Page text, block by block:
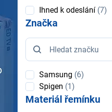
Dostupnost
Ihned k odeslání (7)
Značka
Značka
Samsung (6)
Spigen (1)
Materiál řemínku